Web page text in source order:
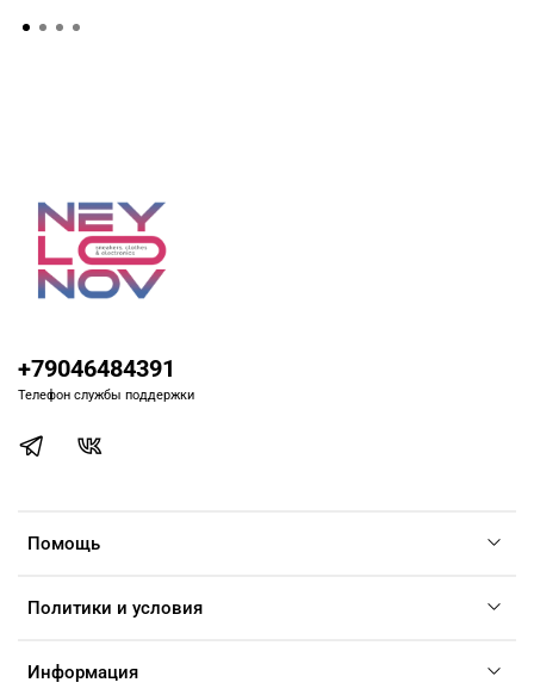
Помощь
Политики и условия
Информация
+79046484391
Телефон службы поддержки